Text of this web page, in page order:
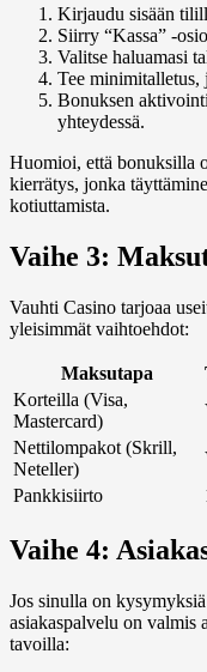
Kirjaudu sisään
Siirry “Kassa” -
Valitse haluamasi
Tee minimitalletus,
Bonuksen
yhteydessä.
Huomioi, että bonuksilla
kierrätys, jonka
kotiuttamista.
Vaihe 3:
Vauhti Casino tarjoaa
yleisimmät vaihtoehdot:
Maksutapa
Korteilla (Visa,
Mastercard)
Nettilompakot (Skrill,
Neteller)
Pankkisiirto
Vaihe 4:
Jos sinulla on
asiakaspalvelu on valmis
tavoilla: